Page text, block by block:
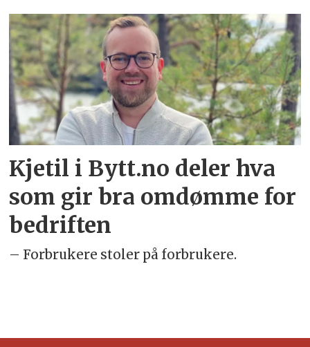
Emne:
bulder
bank
Kjetil i Bytt.no deler hva
som gir bra omdømme for
bedriften
– Forbrukere stoler på forbrukere.